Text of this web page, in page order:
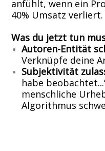
anfühlt, wenn ein
40% Umsatz verliert.
Was du jetzt tun
Autoren-Entität
Verknüpfe deine
Subjektivität
habe
menschliche
Algorithmus